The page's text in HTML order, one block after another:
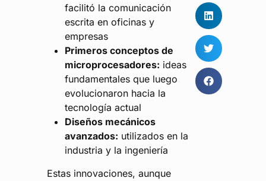
facilitó la comunicación
escrita en oficinas y
empresas
Primeros conceptos de
microprocesadores: ideas
fundamentales que luego
evolucionaron hacia la
tecnología actual
Diseños mecánicos
avanzados: utilizados en la
industria y la ingeniería
Estas innovaciones, aunque